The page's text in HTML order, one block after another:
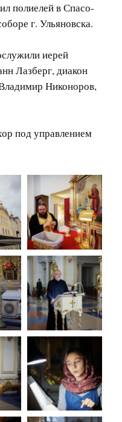
полиелей в Спасо-
г. Ульяновска.
иерей
Лазберг, диакон
Никоноров,
под управлением